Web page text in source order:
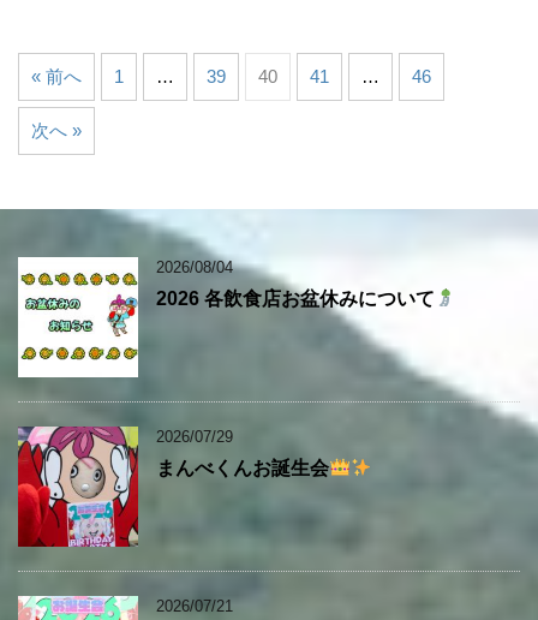
« 前へ 1 … 39 40 41 … 46
次へ »
2026/08/04
2026 各飲食店お盆休みについて
2026/07/29
まんべくんお誕生会
2026/07/21